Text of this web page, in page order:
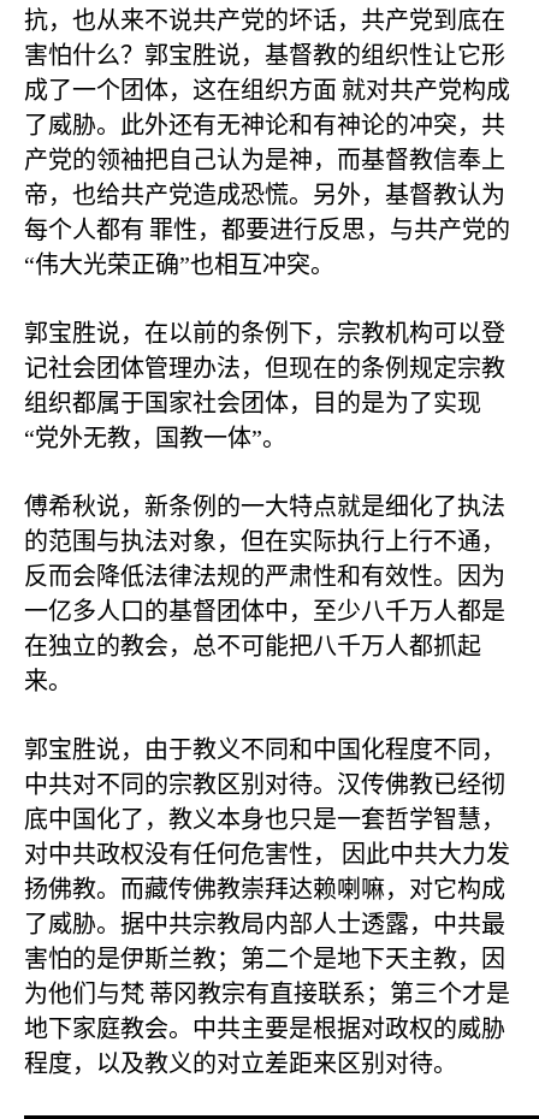
抗，也从来不说共产党的坏话，共产党到底在
害怕什么？郭宝胜说，基督教的组织性让它形
成了一个团体，这在组织方面 就对共产党构成
了威胁。此外还有无神论和有神论的冲突，共
产党的领袖把自己认为是神，而基督教信奉上
帝，也给共产党造成恐慌。另外，基督教认为
每个人都有 罪性，都要进行反思，与共产党的
“伟大光荣正确”也相互冲突。
郭宝胜说，在以前的条例下，宗教机构可以登
记社会团体管理办法，但现在的条例规定宗教
组织都属于国家社会团体，目的是为了实现
“党外无教，国教一体”。
傅希秋说，新条例的一大特点就是细化了执法
的范围与执法对象，但在实际执行上行不通，
反而会降低法律法规的严肃性和有效性。因为
一亿多人口的基督团体中，至少八千万人都是
在独立的教会，总不可能把八千万人都抓起
来。
郭宝胜说，由于教义不同和中国化程度不同，
中共对不同的宗教区别对待。汉传佛教已经彻
底中国化了，教义本身也只是一套哲学智慧，
对中共政权没有任何危害性，
因此中共大力发
扬佛教。而藏传佛教崇拜达赖喇嘛，对它构成
了威胁。据中共宗教局内部人士透露，中共最
害怕的是伊斯兰教；第二个是地下天主教，因
为他们与梵 蒂冈教宗有直接联系；第三个才是
地下家庭教会。中共主要是根据对政权的威胁
程度，以及教义的对立差距来区别对待。